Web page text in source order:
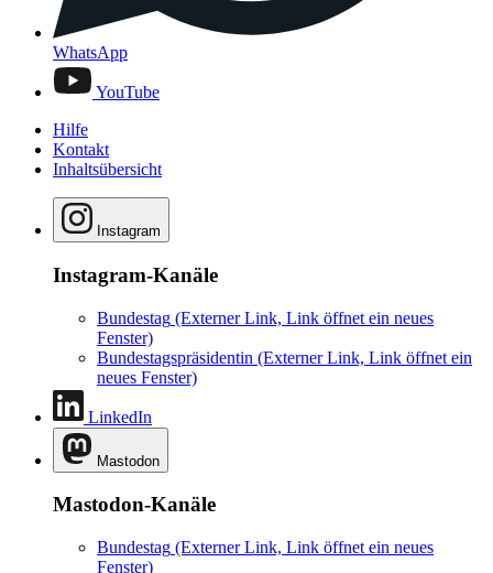
WhatsApp
YouTube
Hilfe
Kontakt
Inhaltsübersicht
Instagram
Instagram-Kanäle
Bundestag (Externer Link, Link öffnet ein neues
Fenster)
Bundestagspräsidentin (Externer Link, Link öffnet ein
neues Fenster)
LinkedIn
Mastodon
Mastodon-Kanäle
Bundestag (Externer Link, Link öffnet ein neues
Fenster)